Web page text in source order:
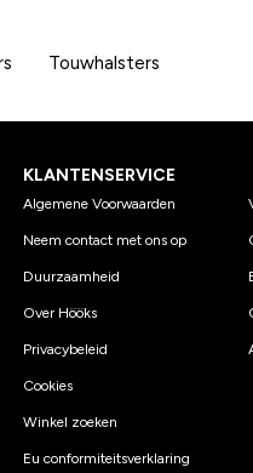
Bekijk ons assortiment
Touwhalsters
KLANTENSERVICE
Algemene Voorwaarden
Neem contact met ons op
Duurzaamheid
Over Hööks
Privacybeleid
Cookies
Winkel zoeken
Eu conformiteitsverklaring